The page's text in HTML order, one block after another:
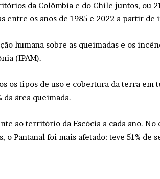
da Colômbia e do Chile juntos, ou
entre os anos de 1985 e 2022 a partir de
humana sobre as queimadas e os
(IPAM).
os tipos de uso e cobertura da terra
área queimada.
ao território da Escócia a cada ano.
Pantanal foi mais afetado: teve 51%